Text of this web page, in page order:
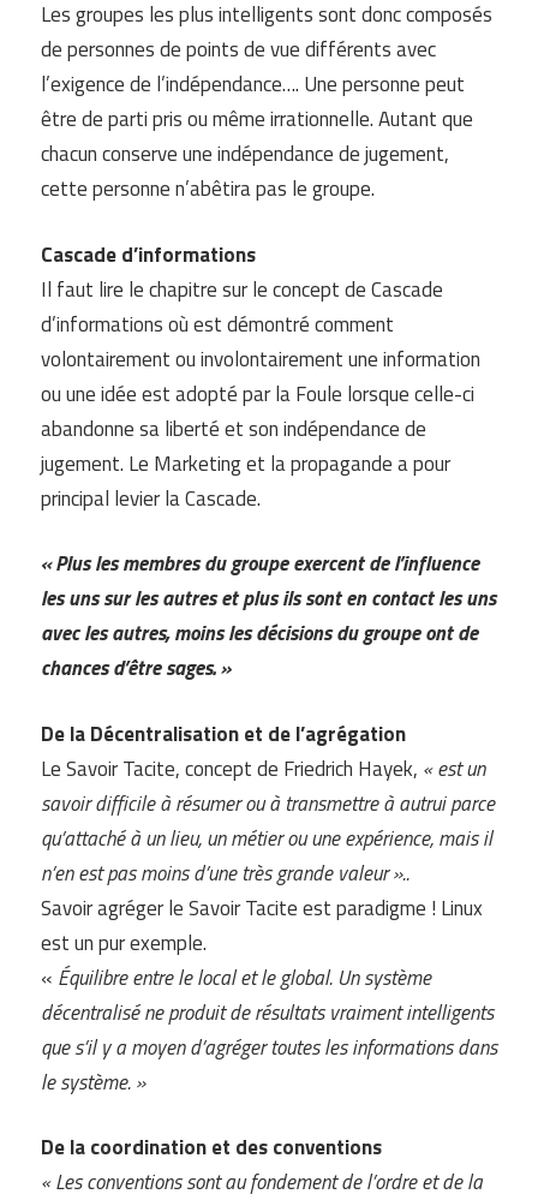
Les groupes les plus intelligents sont donc composés
de personnes de points de vue différents avec
l’exigence de l’indépendance…. Une personne peut
être de parti pris ou même irrationnelle. Autant que
chacun conserve une indépendance de jugement,
cette personne n’abêtira pas le groupe.
Cascade d’informations
Il faut lire le chapitre sur le concept de Cascade
d’informations où est démontré comment
volontairement ou involontairement une information
ou une idée est adopté par la Foule lorsque celle-ci
abandonne sa liberté et son indépendance de
jugement. Le Marketing et la propagande a pour
principal levier la Cascade.
« Plus les membres du groupe exercent de l’influence
les uns sur les autres et plus ils sont en contact les uns
avec les autres, moins les décisions du groupe ont de
chances d’être sages. »
De la Décentralisation et de l’agrégation
Le Savoir Tacite, concept de Friedrich Hayek, « est un
savoir difficile à résumer ou à transmettre à autrui parce
qu’attaché à un lieu, un métier ou une expérience, mais il
n’en est pas moins d’une très grande valeur »..
Savoir agréger le Savoir Tacite est paradigme ! Linux
est un pur exemple.
« Équilibre entre le local et le global. Un système
décentralisé ne produit de résultats vraiment intelligents
que s’il y a moyen d’agréger toutes les informations dans
le système. »
De la coordination et des conventions
« Les conventions sont au fondement de l’ordre et de la